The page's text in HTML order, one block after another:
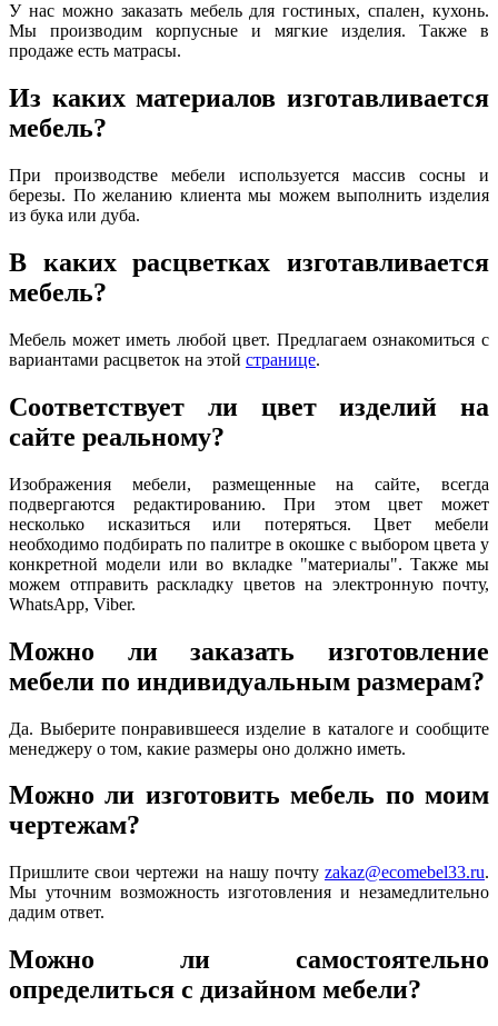
У нас можно заказать мебель для гостиных, спален, кухонь.
Мы производим корпусные и мягкие изделия. Также в
продаже есть матрасы.
Из каких материалов изготавливается
мебель?
При производстве мебели используется массив сосны и
березы. По желанию клиента мы можем выполнить изделия
из бука или дуба.
В каких расцветках изготавливается
мебель?
Мебель может иметь любой цвет. Предлагаем ознакомиться с
вариантами расцветок на этой странице.
Соответствует ли цвет изделий на
сайте реальному?
Изображения мебели, размещенные на сайте, всегда
подвергаются редактированию. При этом цвет может
несколько исказиться или потеряться. Цвет мебели
необходимо подбирать по палитре в окошке с выбором цвета у
конкретной модели или во вкладке "материалы". Также мы
можем отправить раскладку цветов на электронную почту,
WhatsApp, Viber.
Можно ли заказать изготовление
мебели по индивидуальным размерам?
Да. Выберите понравившееся изделие в каталоге и сообщите
менеджеру о том, какие размеры оно должно иметь.
Можно ли изготовить мебель по моим
чертежам?
Пришлите свои чертежи на нашу почту zakaz@ecomebel33.ru.
Мы уточним возможность изготовления и незамедлительно
дадим ответ.
Можно ли самостоятельно
определиться с дизайном мебели?